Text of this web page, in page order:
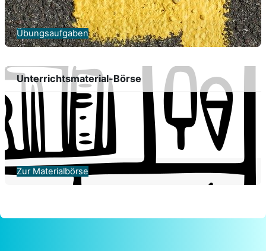
Übungsaufgaben
Unterrichtsmaterial-Börse
Zur Materialbörse